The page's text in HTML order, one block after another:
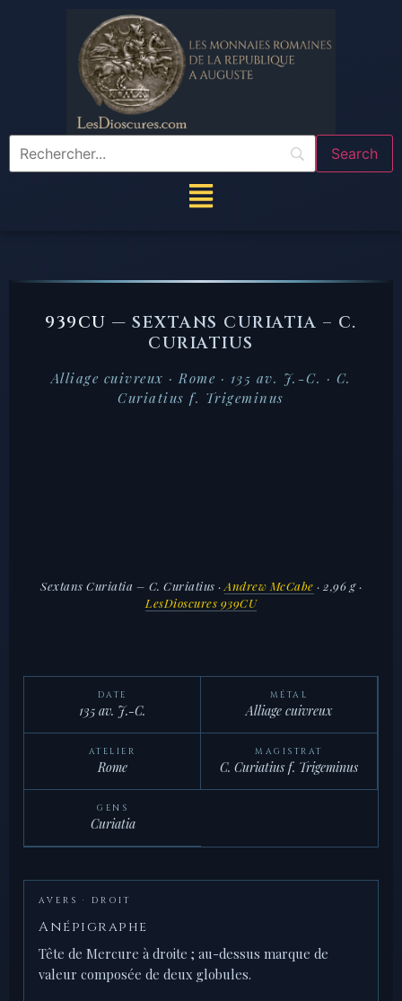
939CU —SEXTANS CURIATIA – C.
CURIATIUS
Alliage cuivreux · Rome · 135 av. J.-C. · C.
Curiatius f. Trigeminus
Sextans Curiatia – C. Curiatius · Andrew McCabe · 2,96 g ·
LesDioscures 939CU
DATE
135 av. J.-C.
MÉTAL
Alliage cuivreux
ATELIER
Rome
MAGISTRAT
C. Curiatius f. Trigeminus
GENS
Curiatia
AVERS · DROIT
Anépigraphe
Tête de Mercure à droite ; au-dessus marque de
valeur composée de deux globules.